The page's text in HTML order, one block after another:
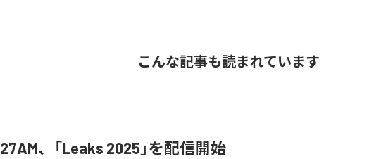
こんな記事も読まれています
27AM、「Leaks 2025」を配信開始